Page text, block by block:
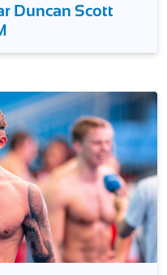
Duncan Scott